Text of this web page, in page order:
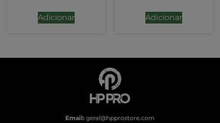
Adicionar Adicionar
Email: geral@hpprostore.com